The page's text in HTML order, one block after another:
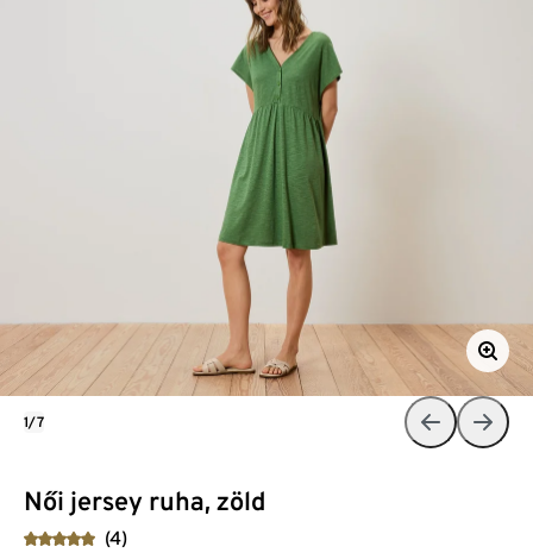
Női jersey ruha, zöld
(4)
1/7